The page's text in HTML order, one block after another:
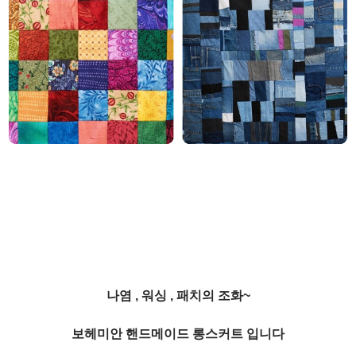
나염 , 워싱 , 패치의 조화~
보헤미안 핸드메이드 롱스커트 입니다